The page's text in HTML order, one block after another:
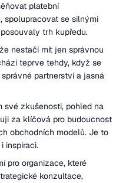
platební
spolupracovat se silnými
trh kupředu.
nestačí mít jen správnou
teprve tehdy, když se
partnerství a jasná
své zkušenosti, pohled na
za klíčová pro budoucnost
obchodních modelů. Je to
inspiraci.
pro organizace, které
konzultace,